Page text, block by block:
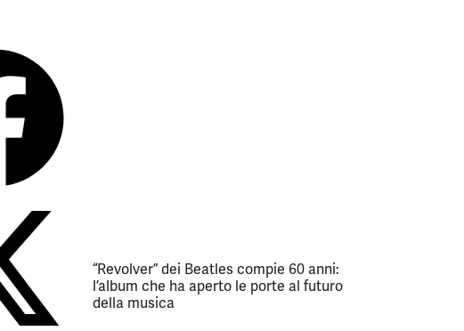
“Revolver” dei Beatles compie 60 anni:
l’album che ha aperto le porte al futuro
della musica